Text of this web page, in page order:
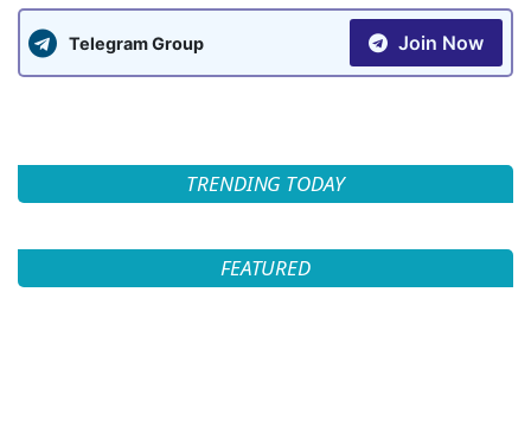
Telegram Group Join Now
TRENDING TODAY
FEATURED